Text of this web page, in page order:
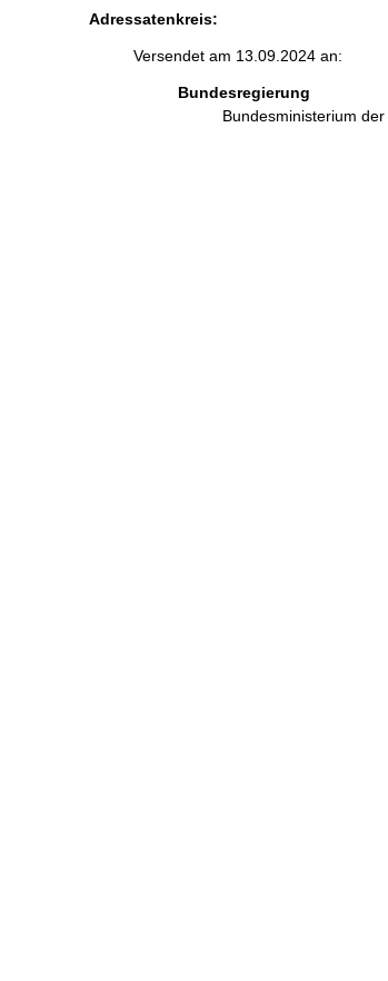
Adressatenkreis:
Versendet am 13.09.2024 an:
Bundesregierung
Bundesministerium